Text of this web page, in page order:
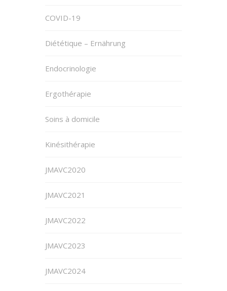
COVID-19
Diététique – Ernährung
Endocrinologie
Ergothérapie
Soins à domicile
Kinésithérapie
JMAVC2020
JMAVC2021
JMAVC2022
JMAVC2023
JMAVC2024